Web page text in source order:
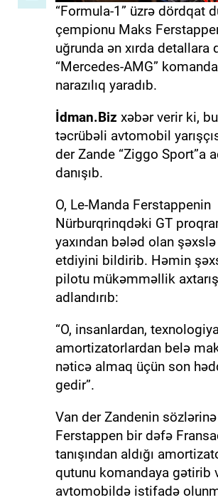
“Formula-1” üzrə dördqat
çempionu Maks
uğrunda ən xırda detallara
“Mercedes-AMG”
narazılıq yaradıb.
İdman.Biz xəbər verir ki,
təcrübəli avtomobil
der Zande “Ziggo Sport”a
danışıb.
O, Le-Manda Ferstappenin
Nürburqrinqdəki GT
yaxından bələd olan
etdiyini bildirib. Həmin
pilotu mükəmməllik
adlandırıb:
“O, insanlardan,
amortizatorlardan belə
nəticə almaq üçün son
gedir”.
Van der Zandenin
Ferstappen bir dəfə
tanışından aldığı
qutunu komandaya gətirib
avtomobildə istifadə